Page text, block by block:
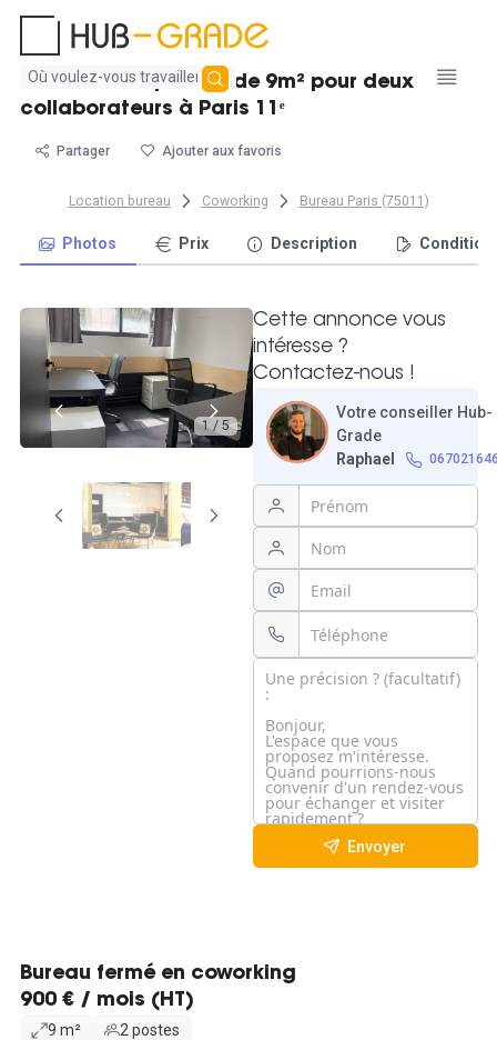
Aucun
résultat
Beau bureau privatif de 9m² pour deux
collaborateurs à Paris 11ᵉ
Partager Ajouter aux favoris
Location bureau Coworking Bureau Paris (75011)
Photos Prix Description
1 / 5
Cette annonce vous
intéresse ?
Contactez-nous !
Votre conseiller Hub-
Grade
Raphael
Envoyer
Bureau fermé en coworking
900 € / mois (HT)
9 m²
2 postes